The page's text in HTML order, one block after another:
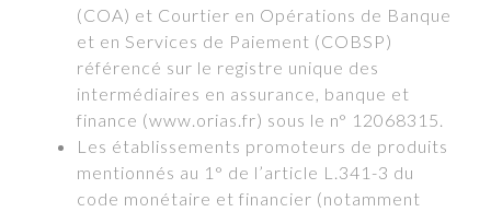
(COA) et Courtier en Opérations de Banque
et en Services de Paiement (COBSP)
référencé sur le registre unique des
intermédiaires en assurance, banque et
finance (www.orias.fr) sous le n° 12068315.
Les établissements promoteurs de produits
mentionnés au 1° de l’article L.341-3 du
code monétaire et financier (notamment